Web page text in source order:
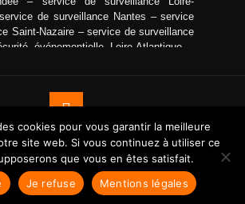
service de surveillance Nantes –service
Saint-Nazaire–service de surveillance
événementielle Loire-Atlantique
Saint-Nazaire–sécurité
–gardiennage Loire-Atlantique
–gardiennage Saint-Nazaire
– agent sécurité camping Loire-
agent sécurité camping Nantes –
agent
Saint-Nazaire
agent sécurité
Tous droits réservés - Site réalisé par :
de communication Nancy |Mentions
|Politique de confidentialité
cookies pour vous garantir la meilleure
site web. Si vous continuez à utiliser ce
que vous en êtes satisfait.
Je refuse Mentions légales